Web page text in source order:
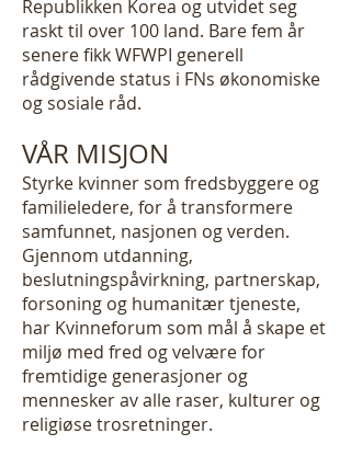
Republikken Korea og utvidet seg
raskt til over 100 land. Bare fem år
senere fikk WFWPI generell
rådgivende status i FNs økonomiske
og sosiale råd.
VÅR MISJON
Styrke kvinner som fredsbyggere og
familieledere, for å transformere
samfunnet, nasjonen og verden.
Gjennom utdanning,
beslutningspåvirkning, partnerskap,
forsoning og humanitær tjeneste,
har Kvinneforum som mål å skape et
miljø med fred og velvære for
fremtidige generasjoner og
mennesker av alle raser, kulturer og
religiøse trosretninger.